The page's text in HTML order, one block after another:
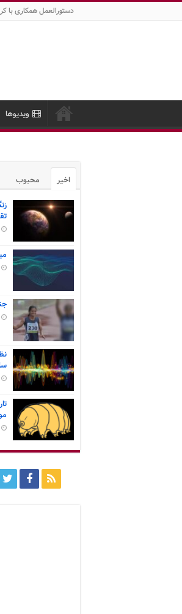
دستورالعمل همکاری با
ویدیوها
اخیر محبوب